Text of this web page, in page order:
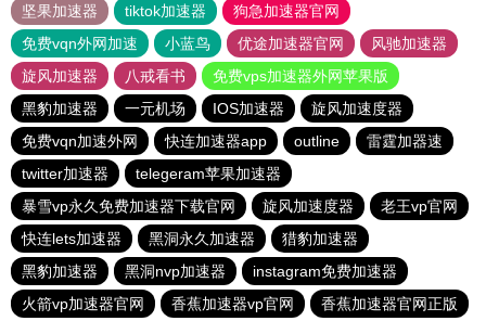
坚果加速器
tiktok加速器
狗急加速器官网
免费vqn外网加速
小蓝鸟 优途加速器官网
风驰加速器
旋风加速器
八戒看书
免费vps加速器外网苹果版
黑豹加速器
一元机场 IOS加速器
旋风加速度器
免费vqn加速外网
快连加速器app outline
雷霆加器速
twitter加速器
telegeram苹果加速器
暴雪vp永久免费加速器下载官网
旋风加速度器
老王vp官网
快连lets加速器
黑洞永久加速器
猎豹加速器
黑豹加速器
黑洞nvp加速器
instagram免费加速器
火箭vp加速器官网
香蕉加速器vp官网 香蕉加速器官网正版